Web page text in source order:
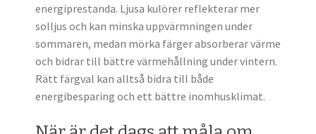
energiprestanda. Ljusa kulörer reflekterar mer
solljus och kan minska uppvärmningen under
sommaren, medan mörka färger absorberar värme
och bidrar till bättre värmehållning under vintern.
Rätt färgval kan alltså bidra till både
energibesparing och ett bättre inomhusklimat.